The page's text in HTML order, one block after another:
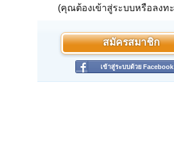
(คุณต้องเข้าสู่ระบบหรือลงท
สมัครสมาชิก
เข้าสู่ระบบด้วย Facebook